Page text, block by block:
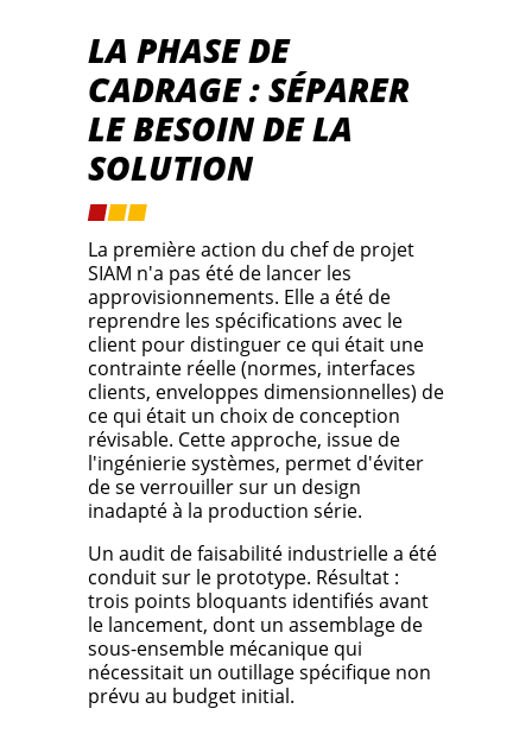
LA PHASE DE
CADRAGE : SÉPARER
LE BESOIN DE LA
SOLUTION
La première action du chef de projet
SIAM n'a pas été de lancer les
approvisionnements. Elle a été de
reprendre les spécifications avec le
client pour distinguer ce qui était une
contrainte réelle (normes, interfaces
clients, enveloppes dimensionnelles) de
ce qui était un choix de conception
révisable. Cette approche, issue de
l'ingénierie systèmes, permet d'éviter
de se verrouiller sur un design
inadapté à la production série.
Un audit de faisabilité industrielle a été
conduit sur le prototype. Résultat :
trois points bloquants identifiés avant
le lancement, dont un assemblage de
sous-ensemble mécanique qui
nécessitait un outillage spécifique non
prévu au budget initial.